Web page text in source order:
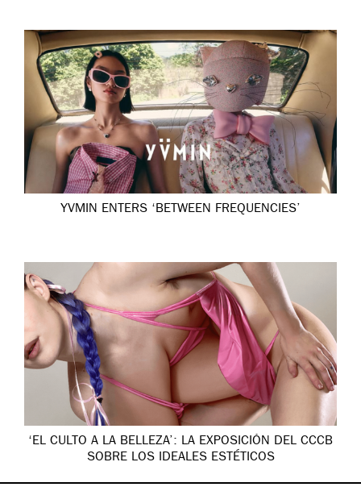
YVMIN ENTERS ‘BETWEEN FREQUENCIES’
‘EL CULTO A LA BELLEZA’: LA EXPOSICIÓN DEL CCCB
SOBRE LOS IDEALES ESTÉTICOS